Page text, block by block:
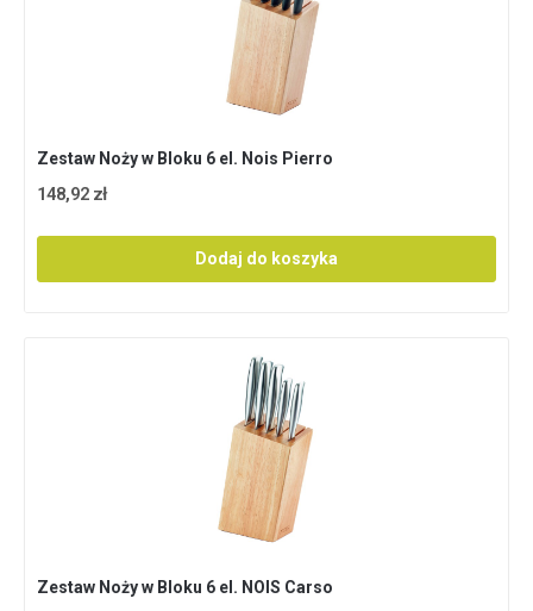
Zestaw Noży w Bloku 6 el. Nois Pierro
148,92 zł
Dodaj do koszyka
Zestaw Noży w Bloku 6 el. NOIS Carso